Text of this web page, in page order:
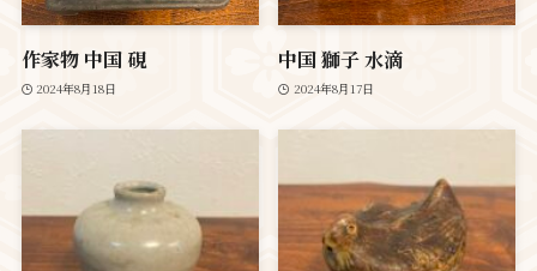
作家物 中国 硯
2024年8月18日
中国 獅子 水滴
2024年8月17日